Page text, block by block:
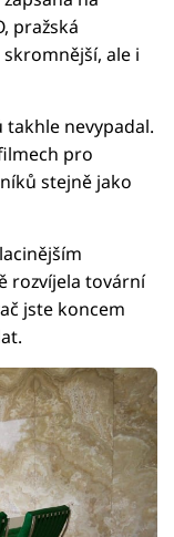
pražská
skromnější, ale i
takhle nevypadal.
pro
stejně jako
rozvíjela tovární
jste koncem